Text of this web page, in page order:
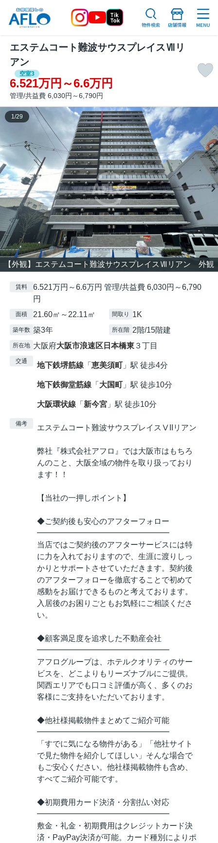
エステムコート難波サウスプレイスⅦリ
アン
空室3
6.521万円～6.6万円
管理/共益費 6,030円～6,790円
【外観】エステムコート難波サウスプレイスⅦリアン 外観
1 /29
賃料
6.521万円～6.6万円 管理/共益費 6,030円～6,790
円
面積 21.60㎡～22.11㎡ 間取り 1K
築年数 築3年 所在階 2階/15階建
所在地 大阪府大阪市浪速区 日本橋東 ３丁目
交通 地下鉄堺筋線 「 恵美須町 」駅 徒歩4分
地下鉄御堂筋線 「 大国町 」駅 徒歩10分
大阪環状線 「 新今宮 」駅 徒歩10分
備考 エステムコート難波サウスプレイスⅤIIリアン
弊社『株式会社アフロ』では大阪市はもちろ
んのこと、大阪全域の物件を取り扱っており
ます！！
【当社の一押しポイント】
◆ご契約後も安心のアフターフォロー
━━━━━━━━━━━━━━━━━
当店ではご契約後のアフターサービスには特
に力を入れておりますので、生涯に渡りしっ
かりとサポートさせていただきます。契約後
のアフターフォローを徹底することで初めて
感動をお届けできるものと考えております。
入居後のお困りごともお気軽にご相談くださ
い。
◆顧客満足度を追求した不動産会社
━━━━━━━━━━━━━━━━━
アフログループは、ホテルクオリティのサー
ビスを、どこよりもリーズナブルにご提供。
関西エリアでも口コミ評価が高く、多くのお
客様にご支持をいただいております。
◆他社様掲載物件まとめてご紹介可能
━━━━━━━━━━━━━━━━━
「すでに気になる物件がある」「他社サイト
で見た物件を紹介してほしい」そんな場合で
もご安心ください。他社様掲載物件も含め、
すべてご紹介可能です。
◆初期費用カード決済・分割払い対応
━━━━━━━━━━━━━━━━━
敷金・礼金・初期費用はクレジットカード決
済・PayPay決済が可能。カード種別によりポ